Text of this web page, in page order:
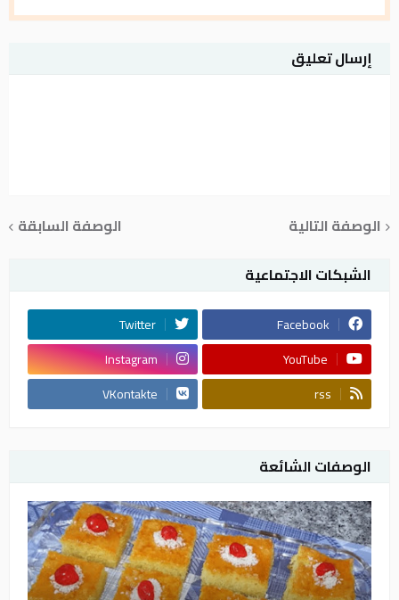
إرسال تعليق
الوصفة التالية
الوصفة السابقة
الشبكات الاجتماعية
Facebook
Twitter
YouTube
Instagram
rss
VKontakte
الوصفات الشائعة